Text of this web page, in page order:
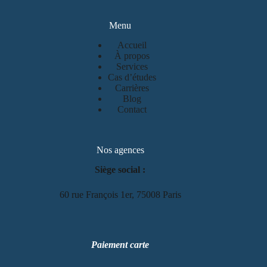
Menu
Accueil
À propos
Services
Cas d’études
Carrières
Blog
Contact
Nos agences
Siège social :
60 rue François 1er, 75008 Paris
Paiement carte